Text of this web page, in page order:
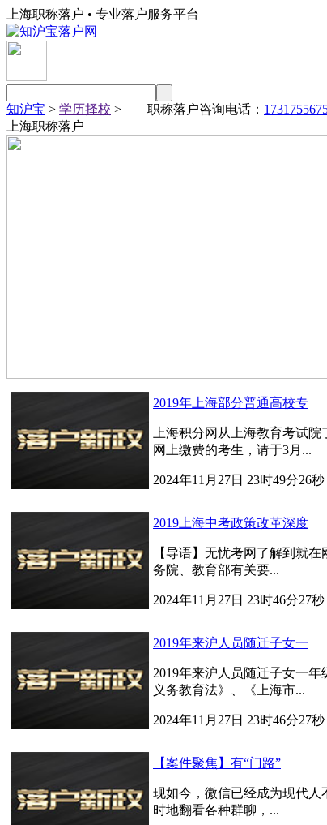
上海职称落户 • 专业落户服务平台
知沪宝 > 学历择校 > 职称落户咨询电话：
上海职称落户
2019年上海部分普通高校专
上海积分网从上海教育考试
网上缴费的考生，请于3月...
2024年11月27日 23时49分26秒
2019上海中考政策改革深度
【导语】无忧考网了解到就
务院、教育部有关要...
2024年11月27日 23时46分27秒
2019年来沪人员随迁子女一
2019年来沪人员随迁子女一
义务教育法》、《上海市...
2024年11月27日 23时46分27秒
【案件聚焦】有“门路”
现如今，微信已经成为现代
时地翻看各种群聊，...